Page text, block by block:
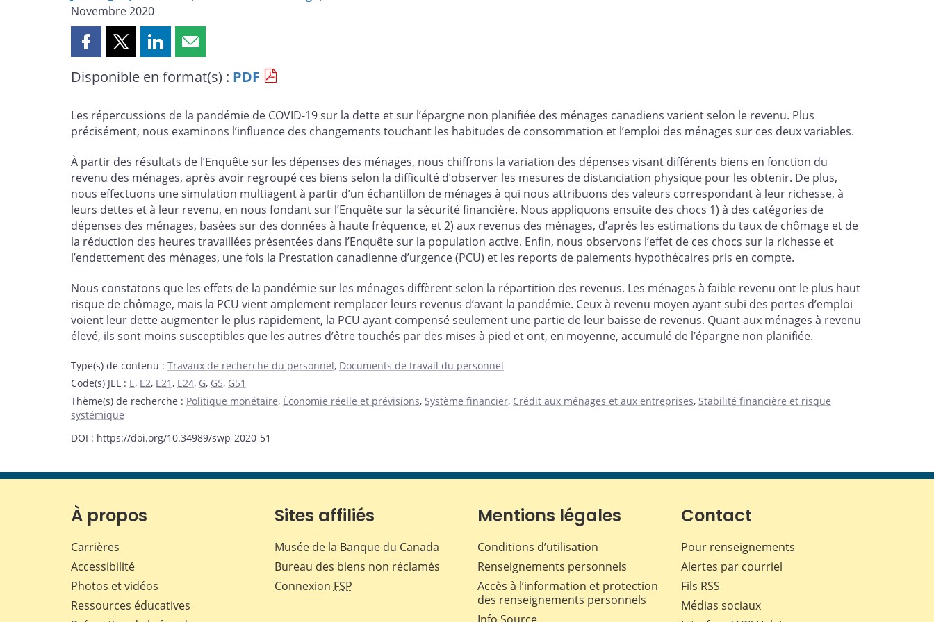
Novembre 2020
Partager
page
Facebook
Partager
page
X
Partager
page
LinkedIn
Partager
page
courriel
Disponible en format(s) : PDF
Les répercussions de la pandémie de COVID-19 sur la dette et sur l’épargne non planifiée des ménages canadiens varient selon le revenu. Plus
précisément, nous examinons l’influence des changements touchant les habitudes de consommation et l’emploi des ménages sur ces deux variables.
À partir des résultats de l’Enquête sur les dépenses des ménages, nous chiffrons la variation des dépenses visant différents biens en fonction du
revenu des ménages, après avoir regroupé ces biens selon la difficulté d’observer les mesures de distanciation physique pour les obtenir. De plus,
nous effectuons une simulation multiagent à partir d’un échantillon de ménages à qui nous attribuons des valeurs correspondant à leur richesse, à
leurs dettes et à leur revenu, en nous fondant sur l’Enquête sur la sécurité financière. Nous appliquons ensuite des chocs 1) à des catégories de
dépenses des ménages, basées sur des données à haute fréquence, et 2) aux revenus des ménages, d’après les estimations du taux de chômage et de
la réduction des heures travaillées présentées dans l’Enquête sur la population active. Enfin, nous observons l’effet de ces chocs sur la richesse et
l’endettement des ménages, une fois la Prestation canadienne d’urgence (PCU) et les reports de paiements hypothécaires pris en compte.
Nous constatons que les effets de la pandémie sur les ménages diffèrent selon la répartition des revenus. Les ménages à faible revenu ont le plus haut
risque de chômage, mais la PCU vient amplement remplacer leurs revenus d’avant la pandémie. Ceux à revenu moyen ayant subi des pertes d’emploi
voient leur dette augmenter le plus rapidement, la PCU ayant compensé seulement une partie de leur baisse de revenus. Quant aux ménages à revenu
élevé, ils sont moins susceptibles que les autres d’être touchés par des mises à pied et ont, en moyenne, accumulé de l’épargne non planifiée.
Type(s) de contenu : Travaux de recherche du personnel, Documents de travail du personnel
Code(s) JEL : E, E2, E21, E24, G, G5, G51
Thème(s) de recherche : Politique monétaire, Économie réelle et prévisions, Système financier, Crédit aux ménages et aux entreprises, Stabilité financière et risque
systémique
DOI : https://doi.org/10.34989/swp-2020-51
À propos
Carrières
Accessibilité
Photos et vidéos
Ressources éducatives
Sites affiliés
Musée de la Banque du Canada
Bureau des biens non réclamés
Connexion FSP
Mentions légales
Conditions d’utilisation
Renseignements personnels
Accès à l’information et protection
des renseignements personnels
Contact
Pour renseignements
Alertes par courriel
Fils RSS
Médias sociaux